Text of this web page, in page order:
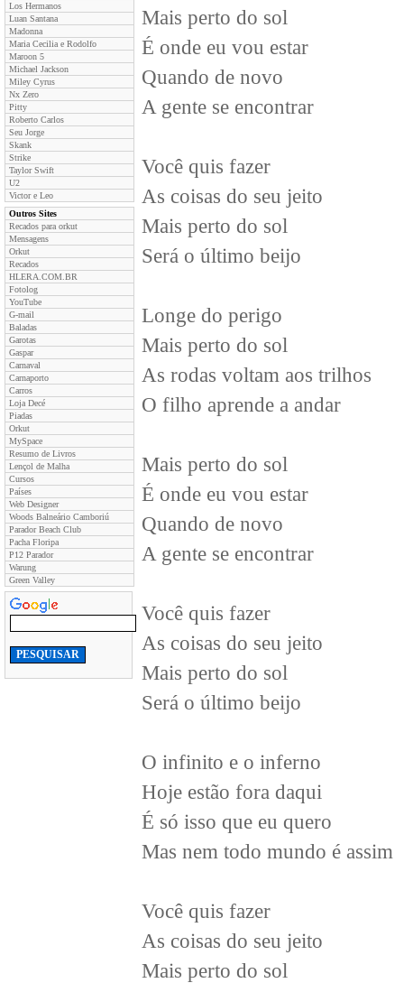
Los Hermanos
Luan Santana
Madonna
Maria Cecilia e Rodolfo
Maroon 5
Michael Jackson
Miley Cyrus
Nx Zero
Pitty
Roberto Carlos
Seu Jorge
Skank
Strike
Taylor Swift
U2
Victor e Leo
Outros Sites
Recados para orkut
Mensagens
Orkut
Recados
HLERA.COM.BR
Fotolog
YouTube
G-mail
Baladas
Garotas
Gaspar
Carnaval
Carnaporto
Carros
Loja Decé
Piadas
Orkut
MySpace
Resumo de Livros
Lençol de Malha
Cursos
Países
Web Designer
Woods Balneário Camboriú
Parador Beach Club
Pacha Floripa
P12 Parador
Warung
Green Valley
Mais perto do sol
É onde eu vou estar
Quando de novo
A gente se encontrar
Você quis fazer
As coisas do seu jeito
Mais perto do sol
Será o último beijo
Longe do perigo
Mais perto do sol
As rodas voltam aos trilhos
O filho aprende a andar
Mais perto do sol
É onde eu vou estar
Quando de novo
A gente se encontrar
Você quis fazer
As coisas do seu jeito
Mais perto do sol
Será o último beijo
O infinito e o inferno
Hoje estão fora daqui
É só isso que eu quero
Mas nem todo mundo é assim
Você quis fazer
As coisas do seu jeito
Mais perto do sol